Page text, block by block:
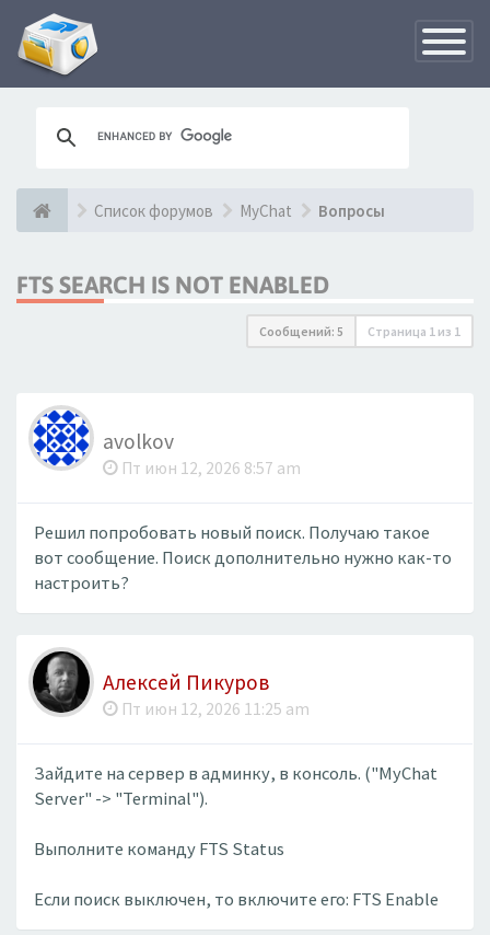
Список форумов MyChat Вопросы
FTS SEARCH IS NOT ENABLED
Сообщений: 5 Страница 1 из 1
avolkov
Пт июн 12, 2026 8:57 am
Решил попробовать новый поиск. Получаю такое
вот сообщение. Поиск дополнительно нужно как-то
настроить?
Алексей Пикуров
Пт июн 12, 2026 11:25 am
Зайдите на сервер в админку, в консоль. ("MyChat
Server" -> "Terminal").
Выполните команду FTS Status
Если поиск выключен, то включите его: FTS Enable